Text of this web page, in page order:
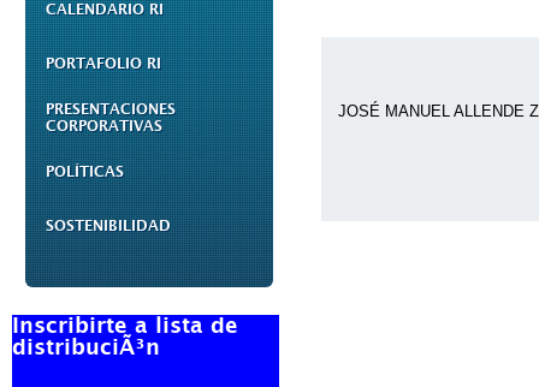
CALENDARIO RI
PORTAFOLIO RI
PRESENTACIONES
CORPORATIVAS
POLÍTICAS
SOSTENIBILIDAD
Inscribirte a lista de
distribuciÃ³n
JOSÉ MANUEL ALLENDE